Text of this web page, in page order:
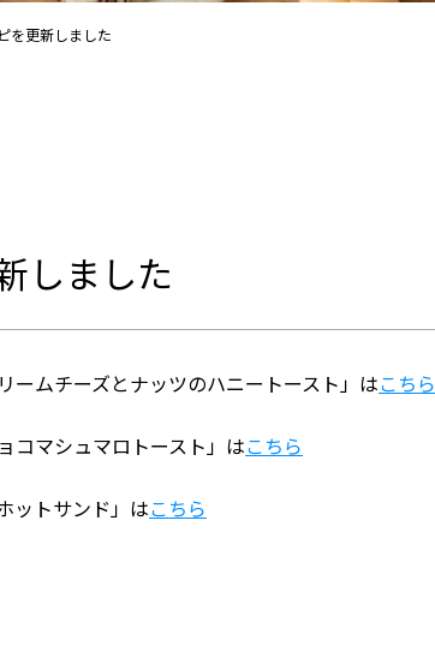
を更新しました
しました
ームチーズとナッツのハニートースト」はこちら
コマシュマロトースト」はこちら
ットサンド」はこちら